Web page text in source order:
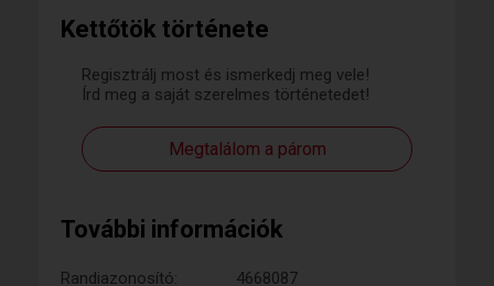
Kettőtök története
Regisztrálj most és ismerkedj meg vele!
Írd meg a saját szerelmes történetedet!
Megtalálom a párom
További információk
Randiazonosító:
4668087